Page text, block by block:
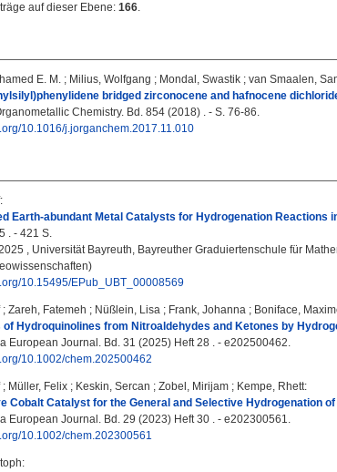
auf dieser Ebene: 166.
E. M. ; Milius, Wolfgang ; Mondal, Swastik ; van Smaalen,
bridged zirconocene and hafnocene
Chemistry. Bd. 854 (2018) . - S. 76-86.
10.1016/j.jorganchem.2017.11.010
:
Earth-abundant Metal Catalysts for Hydrogenation Reactions
. - 421 S.
, Universität Bayreuth, Bayreuther Graduiertenschule für
10.15495/EPub_UBT_00008569
; Zareh, Fatemeh ; Nüßlein, Lisa ; Frank, Johanna ; Boniface,
of Hydroquinolines from Nitroaldehydes and Ketones by
European Journal. Bd. 31 (2025) Heft 28 . - e202500462.
10.1002/chem.202500462
; Müller, Felix ; Keskin, Sercan ; Zobel, Mirijam ; Kempe, Rhett:
Cobalt Catalyst for the General and Selective Hydrogenation
European Journal. Bd. 29 (2023) Heft 30 . - e202300561.
10.1002/chem.202300561
: